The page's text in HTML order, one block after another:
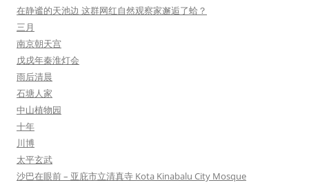
在静谧的天池边 这群网红自然观察家邂逅了蛤？
三月
南京朝天宫
戊戌年秦淮灯会
雨后清晨
石塘人家
中山植物园
十年
川博
太平玄武
沙巴在眼前 – 亚庇市立清真寺 Kota Kinabalu City Mosque